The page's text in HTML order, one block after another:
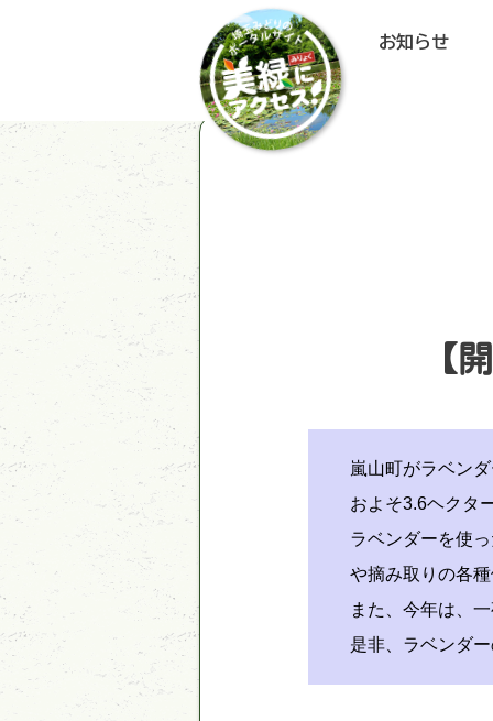
お知らせ
【
嵐山町がラベン
およそ3.6ヘクタ
ラベンダーを使
や摘み取りの各
また、今年は、
是非、ラベンダ